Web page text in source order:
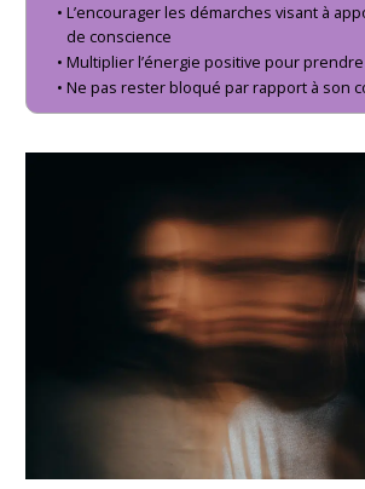
L’encourager les démarches visant à
de conscience
Multiplier l’énergie positive pour
Ne pas rester bloqué par rapport à son